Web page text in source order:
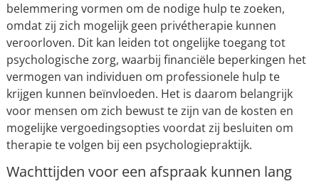
belemmering vormen om de nodige hulp te zoeken,
omdat zij zich mogelijk geen privétherapie kunnen
veroorloven. Dit kan leiden tot ongelijke toegang tot
psychologische zorg, waarbij financiële beperkingen het
vermogen van individuen om professionele hulp te
krijgen kunnen beïnvloeden. Het is daarom belangrijk
voor mensen om zich bewust te zijn van de kosten en
mogelijke vergoedingsopties voordat zij besluiten om
therapie te volgen bij een psychologiepraktijk.
Wachttijden voor een afspraak kunnen lang